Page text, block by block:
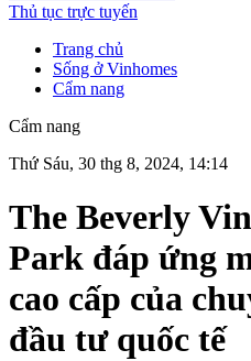
Thủ tục trực tuyến
Trang chủ
Sống ở Vinhomes
Cẩm nang
Cẩm nang
Thứ Sáu, 30 thg 8, 2024, 14:14
The Beverly
Park đáp ứng
cao cấp của
đầu tư quốc tế